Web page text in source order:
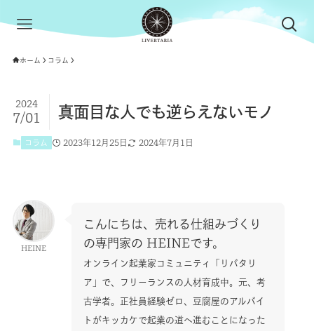
ホーム コラム
真面目な人でも逆らえないモノ
2024
7/01
コラム 2023年12月25日 2024年7月1日
HEINE
こんにちは、売れる仕組みづくり
の専門家の HEINEです。
オンライン起業家コミュニティ「リバタリ
ア」で、フリーランスの人材育成中。 元、考
古学者。正社員経験ゼロ、豆腐屋のアルバイ
トがキッカケで起業の道へ進むことになった